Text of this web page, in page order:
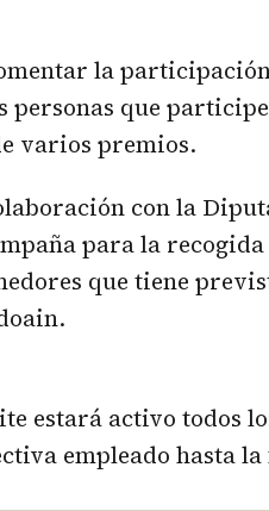
la
personas que
varios premios.
con la
para la recogida
que tiene
estará activo todos
empleado hasta la